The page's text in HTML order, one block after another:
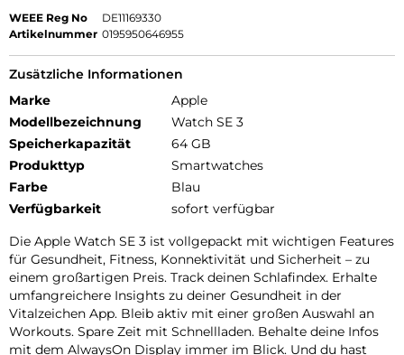
WEEE Reg No
DE11169330
Artikelnummer 0195950646955
Zusätzliche Informationen
Marke
Apple
Modellbezeichnung
Watch SE 3
Speicherkapazität
64 GB
Produkttyp
Smartwatches
Farbe
Blau
Verfügbarkeit
sofort verfügbar
Die Apple Watch SE 3 ist vollgepackt mit wichtigen Features
für Gesundheit, Fitness, Konnektivität und Sicherheit – zu
einem großartigen Preis. Track deinen Schlafindex. Erhalte
umfangreichere Insights zu deiner Gesundheit in der
Vitalzeichen App. Bleib aktiv mit einer großen Auswahl an
Workouts. Spare Zeit mit Schnellladen. Behalte deine Infos
mit dem AlwaysOn Display immer im Blick. Und du hast